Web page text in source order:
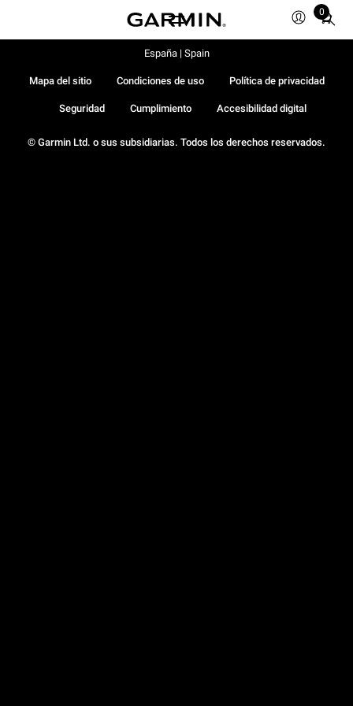
0
Total
© Garmin Ltd. o sus subsidiarias. Todos los derechos reservados.
Mapa del sitio Condiciones de uso Política de privacidad
Seguridad Cumplimiento Accesibilidad digital
España | Spain